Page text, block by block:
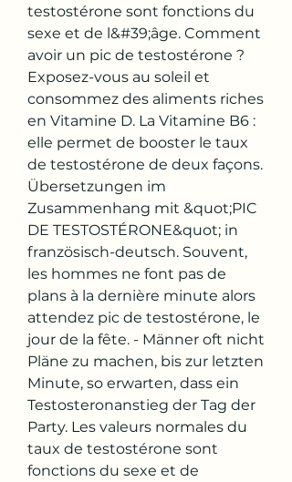
testostérone sont fonctions du
sexe et de l&#39;âge. Comment
avoir un pic de testostérone ?
Exposez-vous au soleil et
consommez des aliments riches
en Vitamine D. La Vitamine B6 :
elle permet de booster le taux
de testostérone de deux façons.
Übersetzungen im
Zusammenhang mit &quot;PIC
DE TESTOSTÉRONE&quot; in
französisch-deutsch. Souvent,
les hommes ne font pas de
plans à la dernière minute alors
attendez pic de testostérone, le
jour de la fête. - Männer oft nicht
Pläne zu machen, bis zur letzten
Minute, so erwarten, dass ein
Testosteronanstieg der Tag der
Party. Les valeurs normales du
taux de testostérone sont
fonctions du sexe et de